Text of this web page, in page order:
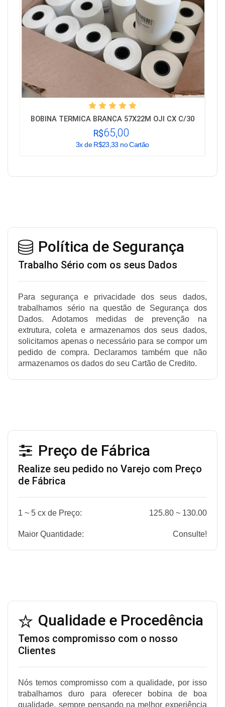
BOBINA TERMICA BRANCA 57X22M OJI CX C/30
R$65,00
3xde R$23,33 no Cartão
Política de Segurança
Trabalho Sério com os seus Dados
Para segurança e privacidade dos seus dados,
trabalhamos sério na questão de Segurança dos
Dados. Adotamos medidas de prevenção na
extrutura, coleta e armazenamos dos seus dados,
solicitamos apenas o necessário para se compor um
pedido de compra. Declaramos também que não
armazenamos os dados do seu Cartão de Credito.
Preço de Fábrica
Realize seu pedido no Varejo com Preço
de Fábrica
1 ~ 5 cx de Preço: 125.80 ~ 130.00
Maior Quantidade: Consulte!
Qualidade e Procedência
Temos compromisso com o nosso
Clientes
Nós temos compromisso com a qualidade, por isso
trabalhamos duro para oferecer bobina de boa
qualidade, sempre pensando na melhor experiência